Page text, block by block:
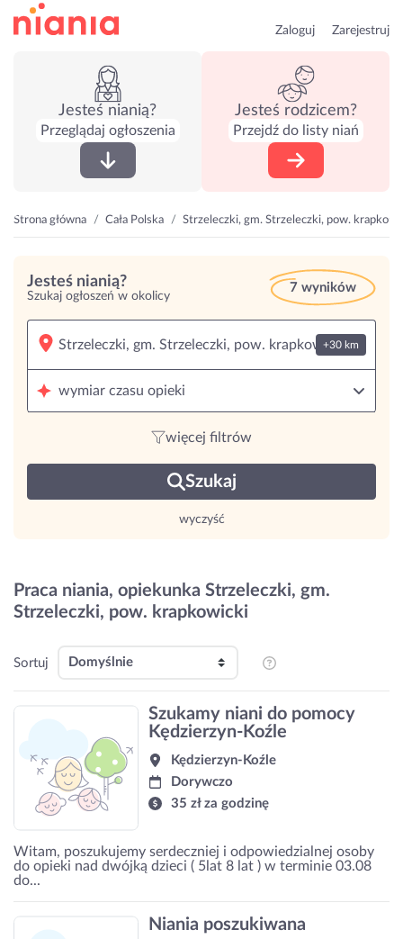
Zaloguj Zarejestruj
Jesteś nianią?
Przeglądaj ogłoszenia
Jesteś rodzicem?
Przejdź do listy niań
Strona główna Cała Polska Strzeleczki, gm. Strzeleczki, pow.
Jesteś nianią?
Szukaj ogłoszeń w okolicy
7 wyników
+30 km
wymiar czasu opieki
więcej filtrów
Szukaj
wyczyść
Praca niania, opiekunka Strzeleczki, gm.
Strzeleczki, pow. krapkowicki
Sortuj
Szukamy niani do pomocy
Kędzierzyn-Koźle
Kędzierzyn-Koźle
Dorywczo
35 zł za godzinę
Witam, poszukujemy serdeczniej i odpowiedzialnej osoby
do opieki nad dwójką dzieci ( 5lat 8 lat ) w terminie 03.08
do...
Niania poszukiwana